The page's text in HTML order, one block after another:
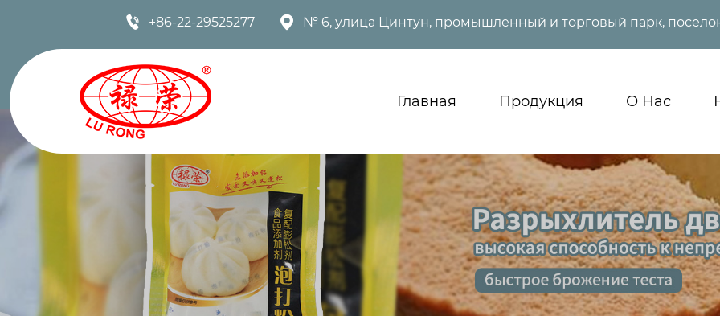
 +86-22-29525277  № 6, улица Цинтун, промышленный и торговый парк,
Главная Продукция О Нас